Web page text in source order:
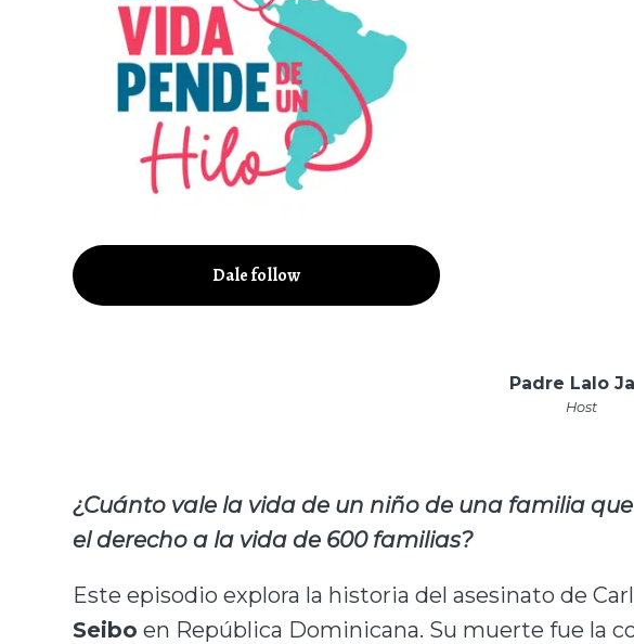
Dale follow
Padre Lalo
Host
¿Cuánto vale la vida de un niño de una familia
el derecho a la vida de 600 familias?
Este episodio explora la historia del asesinato de
Seibo en República Dominicana. Su muerte fue la